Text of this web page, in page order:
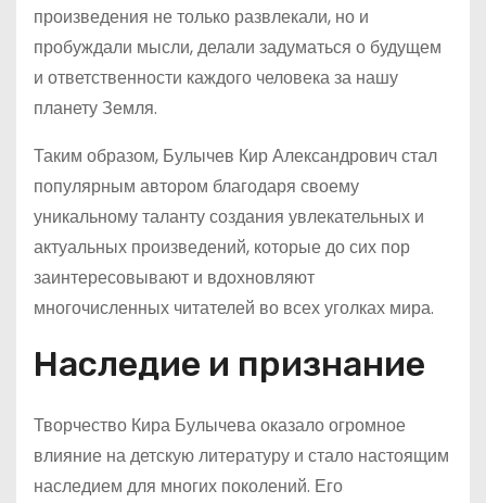
произведения не только развлекали, но и
пробуждали мысли, делали задуматься о будущем
и ответственности каждого человека за нашу
планету Земля.
Таким образом, Булычев Кир Александрович стал
популярным автором благодаря своему
уникальному таланту создания увлекательных и
актуальных произведений, которые до сих пор
заинтересовывают и вдохновляют
многочисленных читателей во всех уголках мира.
Наследие и признание
Творчество Кира Булычева оказало огромное
влияние на детскую литературу и стало настоящим
наследием для многих поколений. Его